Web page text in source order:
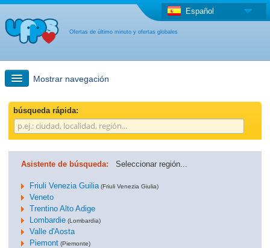
Ofertas de último minuto y ofertas globales
Español
Mostrar navegación
búsqueda rápida
Viajes: Búsqueda en el mapa
otro país
búsqueda rápida:
Asistente de búsqueda: Seleccionar región...
Friuli Venezia Guilia (Friuli Venezia Giulia)
Veneto
Trentino Alto Adige
Lombardie (Lombardia)
Valle d'Aosta
Piemont (Piemonte)